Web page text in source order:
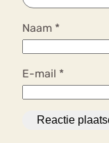
Naam *
E-mail *